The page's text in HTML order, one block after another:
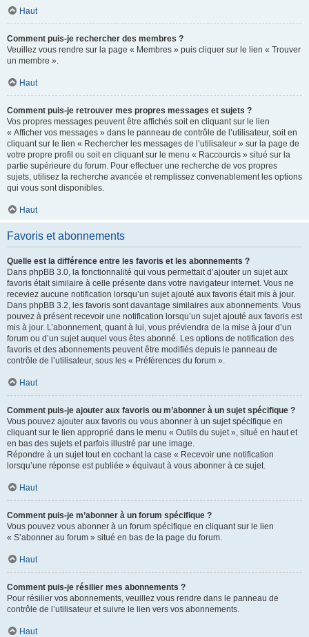
Haut
Comment puis-je rechercher des membres ?
Veuillez vous rendre sur la page « Membres » puis cliquer sur le lien « Trouver
un membre ».
Haut
Comment puis-je retrouver mes propres messages et sujets ?
Vos propres messages peuvent être affichés soit en cliquant sur le lien
« Afficher vos messages » dans le panneau de contrôle de l’utilisateur, soit en
cliquant sur le lien « Rechercher les messages de l’utilisateur » sur la page de
votre propre profil ou soit en cliquant sur le menu « Raccourcis » situé sur la
partie supérieure du forum. Pour effectuer une recherche de vos propres
sujets, utilisez la recherche avancée et remplissez convenablement les options
qui vous sont disponibles.
Haut
Favoris et abonnements
Quelle est la différence entre les favoris et les abonnements ?
Dans phpBB 3.0, la fonctionnalité qui vous permettait d’ajouter un sujet aux
favoris était similaire à celle présente dans votre navigateur internet. Vous ne
receviez aucune notification lorsqu’un sujet ajouté aux favoris était mis à jour.
Dans phpBB 3.2, les favoris sont davantage similaires aux abonnements. Vous
pouvez à présent recevoir une notification lorsqu’un sujet ajouté aux favoris est
mis à jour. L’abonnement, quant à lui, vous préviendra de la mise à jour d’un
forum ou d’un sujet auquel vous êtes abonné. Les options de notification des
favoris et des abonnements peuvent être modifiés depuis le panneau de
contrôle de l’utilisateur, sous les « Préférences du forum ».
Haut
Comment puis-je ajouter aux favoris ou m’abonner à un sujet spécifique ?
Vous pouvez ajouter aux favoris ou vous abonner à un sujet spécifique en
cliquant sur le lien approprié dans le menu « Outils du sujet », situé en haut et
en bas des sujets et parfois illustré par une image.
Répondre à un sujet tout en cochant la case « Recevoir une notification
lorsqu’une réponse est publiée » équivaut à vous abonner à ce sujet.
Haut
Comment puis-je m’abonner à un forum spécifique ?
Vous pouvez vous abonner à un forum spécifique en cliquant sur le lien
« S’abonner au forum » situé en bas de la page du forum.
Haut
Comment puis-je résilier mes abonnements ?
Pour résilier vos abonnements, veuillez vous rendre dans le panneau de
contrôle de l’utilisateur et suivre le lien vers vos abonnements.
Haut